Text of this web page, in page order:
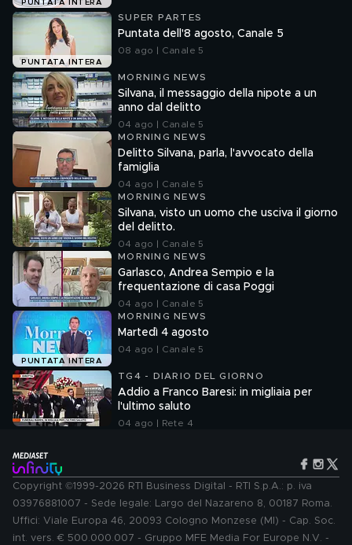
PUNTATA INTERA
PUNTATA INTERA
SUPER PARTES
Puntata dell'8 agosto, Canale 5
08 ago | Canale 5
MORNING NEWS
Silvana, il messaggio della nipote a un
anno dal delitto
04 ago | Canale 5
MORNING NEWS
Delitto Silvana, parla, l'avvocato della
famiglia
04 ago | Canale 5
MORNING NEWS
Silvana, visto un uomo che usciva il giorno
del delitto.
04 ago | Canale 5
MORNING NEWS
Garlasco, Andrea Sempio e la
frequentazione di casa Poggi
04 ago | Canale 5
PUNTATA INTERA
MORNING NEWS
Martedì 4 agosto
04 ago | Canale 5
TG4 - DIARIO DEL GIORNO
Addio a Franco Baresi: in migliaia per
l'ultimo saluto
04 ago | Rete 4
Copyright ©1999-2026 RTI Business Digital - RTI S.p.A.: p. iva
03976881007 - Sede legale: Largo del Nazareno 8, 00187 Roma.
Uffici: Viale Europa 46, 20093 Cologno Monzese (MI) - Cap. Soc.
int. vers. € 500.000.007 - Gruppo MFE Media For Europe N.V. -